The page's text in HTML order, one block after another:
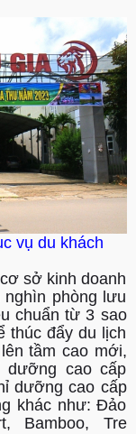
vụ du khách
sở kinh doanh
phòng lưu
chuẩn từ 3 sao
thúc đẩy du lịch
tầm cao mới,
dưỡng cao cấp
dưỡng cao cấp
khác như: Đảo
Bamboo, Tre